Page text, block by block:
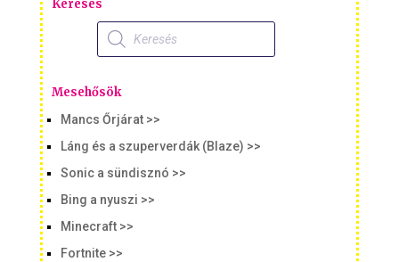
Keresés
Products
search
Mesehősök
Mancs Őrjárat >>
Láng és a szuperverdák (Blaze) >>
Sonic a sündisznó >>
Bing a nyuszi >>
Minecraft >>
Fortnite >>